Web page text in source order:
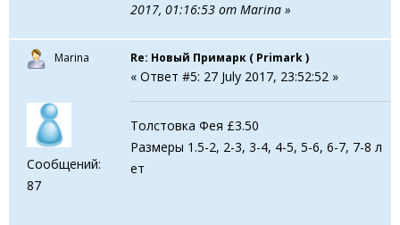
2017, 01:16:53 от Marina »
Marina
Сообщений:
87
Re: Новый Примарк ( Primark )
« Ответ #5: 27 July 2017, 23:52:52 »
Толстовка Фея £3.50
Размеры 1.5-2, 2-3, 3-4, 4-5, 5-6, 6-7, 7-8 л
ет